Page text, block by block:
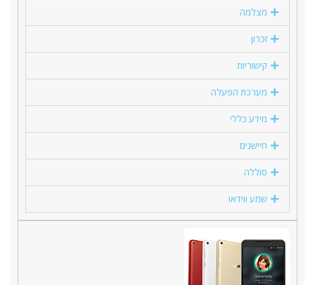
מצלמה
זכרון
קישוריות
מערכת הפעלה
מידע כללי
חיישנים
סוללה
שמע ווידאו